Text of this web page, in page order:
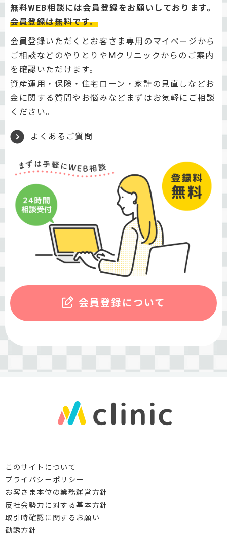
無料WEB相談には会員登録をお願いしております。
会員登録は無料です。
会員登録いただくとお客さま専用のマイページから
ご相談などのやりとりやMクリニックからのご案内
を確認いただけます。
資産運用・保険・住宅ローン・家計の見直しなどお
金に関する質問やお悩みなどまずはお気軽にご相談
ください。
よくあるご質問
会員登録について
このサイトについて
プライバシーポリシー
お客さま本位の業務運営方針
反社会勢力に対する基本方針
取引時確認に関するお願い
勧誘方針